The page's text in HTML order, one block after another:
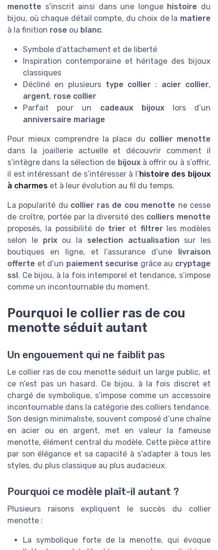
menotte s’inscrit ainsi dans une longue histoire du
bijou, où chaque détail compte, du choix de la matiere
à la finition rose ou blanc.
Symbole d’attachement et de liberté
Inspiration contemporaine et héritage des bijoux
classiques
Décliné en plusieurs type collier : acier collier,
argent, rose collier
Parfait pour un cadeaux bijouxlors d’un
anniversaire mariage
Pour mieux comprendre la place du collier menotte
dans la joaillerie actuelle et découvrir comment il
s’intègre dans la sélection de bijouxà offrir ou à s’offrir,
il est intéressant de s’intéresser à l’histoire des bijoux
à charmes et à leur évolution au fil du temps.
La popularité du collier ras de cou menotte ne cesse
de croître, portée par la diversité des colliers menotte
proposés, la possibilité de trier et filtrerles modèles
selon le prixou la selection actualisation sur les
boutiques en ligne, et l’assurance d’une livraison
offerte et d’un paiement securise grâce au cryptage
ssl. Ce bijou, à la fois intemporel et tendance, s’impose
comme un incontournable du moment.
Pourquoi le collier ras de cou
menotte séduit autant
Un engouement qui ne faiblit pas
Le collier ras de cou menotte séduit un large public, et
ce n’est pas un hasard. Ce bijou, à la fois discret et
chargé de symbolique, s’impose comme un accessoire
incontournable dans la catégorie des colliers tendance.
Son design minimaliste, souvent composé d’une chaîne
en acier ou en argent, met en valeur la fameuse
menotte, élément central du modèle. Cette pièce attire
par son élégance et sa capacité à s’adapter à tous les
styles, du plus classique au plus audacieux.
Pourquoi ce modèle plaît-il autant ?
Plusieurs raisons expliquent le succès du collier
menotte :
La symbolique forte de la menotte, qui évoque